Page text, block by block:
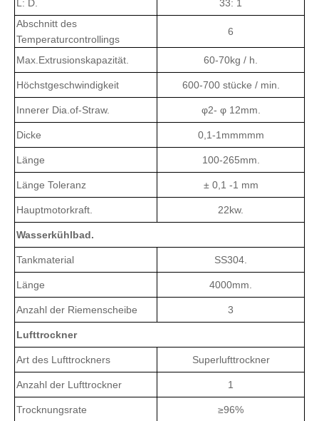
Max.Extrusionskapazität. 60-70kg / h.
Höchstgeschwindigkeit
Innerer Dia.of-Straw. φ2- φ 12mm.
Dicke 0,1-1mmmmm
Länge 100-265mm.
Länge Toleranz ± 0,1 -1 mm
Hauptmotorkraft. 22kw.
Wasserkühlbad.
Tankmaterial SS304.
Länge
Anzahl der Riemenscheibe 3
Lufttrockner
Art des Lufttrockners Superlufttrockner
Anzahl der Lufttrockner
Trocknungsrate ≥96%
Luftverbrauch 394L / min.
Material Aluminiumlegierung